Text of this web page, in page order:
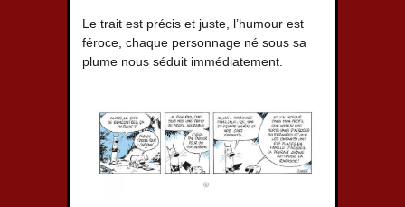
Le trait est précis et juste, l’humour est
féroce, chaque personnage né sous sa
plume nous séduit immédiatement.